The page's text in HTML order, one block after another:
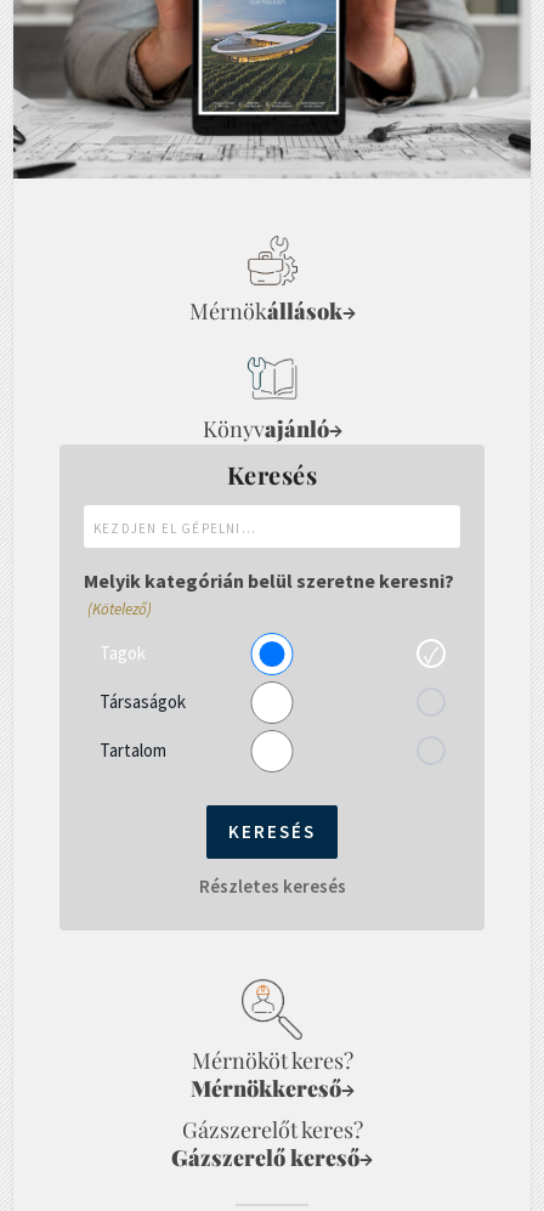
Mérnökállások→
Könyvajánló→
Keresés
el
gépelni...
Melyik kategórián belül szeretne keresni?
(Kötelező)
Tagok
Társaságok
Tartalom
Részletes keresés
Mérnököt keres?
Mérnökkereső→
Gázszerelőt keres?
Gázszerelő kereső→